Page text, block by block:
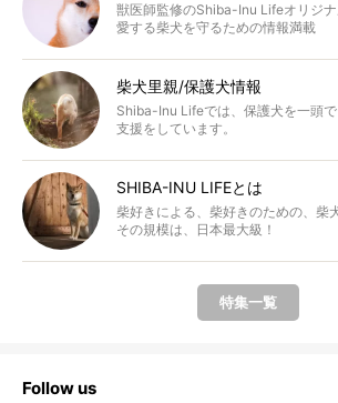
獣医師監修のShiba-Inu Lifeオリジ
愛する柴犬を守るための情報満載
柴犬里親/保護犬情報
Shiba-Inu Lifeでは、保護犬を一頭
支援をしています。
SHIBA-INU LIFEとは
柴好きによる、柴好きのための、柴
その規模は、日本最大級！
特集一覧
Follow us